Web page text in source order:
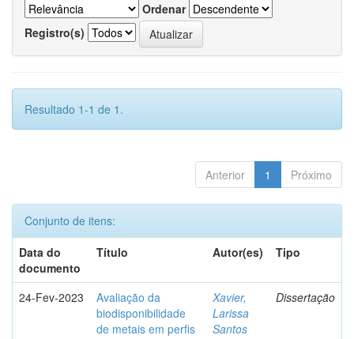
Ordenar
Registro(s)
Resultado 1-1 de 1.
Anterior 1 Próximo
Conjunto de itens:
Data do
documento
Título Autor(es) Tipo
24-Fev-2023
Avaliação da
biodisponibilidade
de metais em perfis
Xavier,
Larissa
Santos
Dissertação